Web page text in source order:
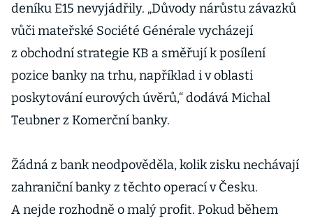
deníku E15 nevyjádřily. „Důvody nárůstu závazků
vůči mateřské Société Générale vycházejí
z obchodní strategie KB a směřují k posílení
pozice banky na trhu, například i v oblasti
poskytování eurových úvěrů,“ dodává Michal
Teubner z Komerční banky.
Žádná z bank neodpověděla, kolik zisku nechávají
zahraniční banky z těchto operací v Česku.
A nejde rozhodně o malý profit. Pokud během